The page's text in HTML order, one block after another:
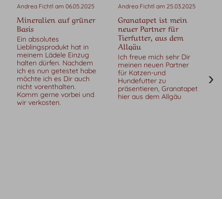
Andrea Fichtl am 06.05.2025
Mineralien auf grüner
Basis
Ein absolutes
Lieblingsprodukt hat in
meinem Lädele Einzug
halten dürfen. Nachdem
ich es nun getestet habe
möchte ich es Dir auch
nicht vorenthalten.
Komm gerne vorbei und
wir verkosten.
Andrea Fichtl am 25.03.2025
Granatapet ist mein
neuer Partner für
Tierfutter, aus dem
Allgäu
Ich freue mich sehr Dir
meinen neuen Partner
für Katzen-und
Hundefutter zu
präsentieren, Granatapet
hier aus dem Allgäu